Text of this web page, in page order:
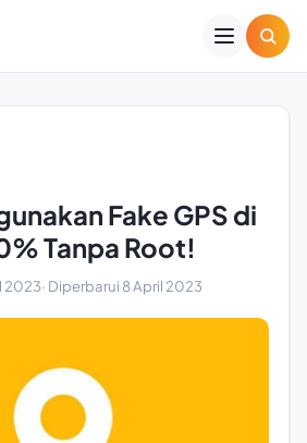
Fake GPS di
Tanpa Root!
2023· Diperbarui 8 April 2023